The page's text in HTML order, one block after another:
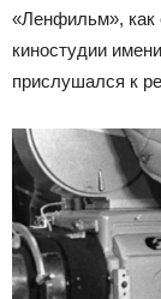
«Ленфильм», как
киностудии
прислушался к